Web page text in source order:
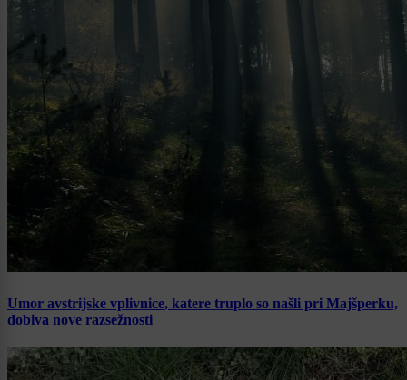
Umor avstrijske vplivnice, katere truplo so našli pri Majšperku,
dobiva nove razsežnosti